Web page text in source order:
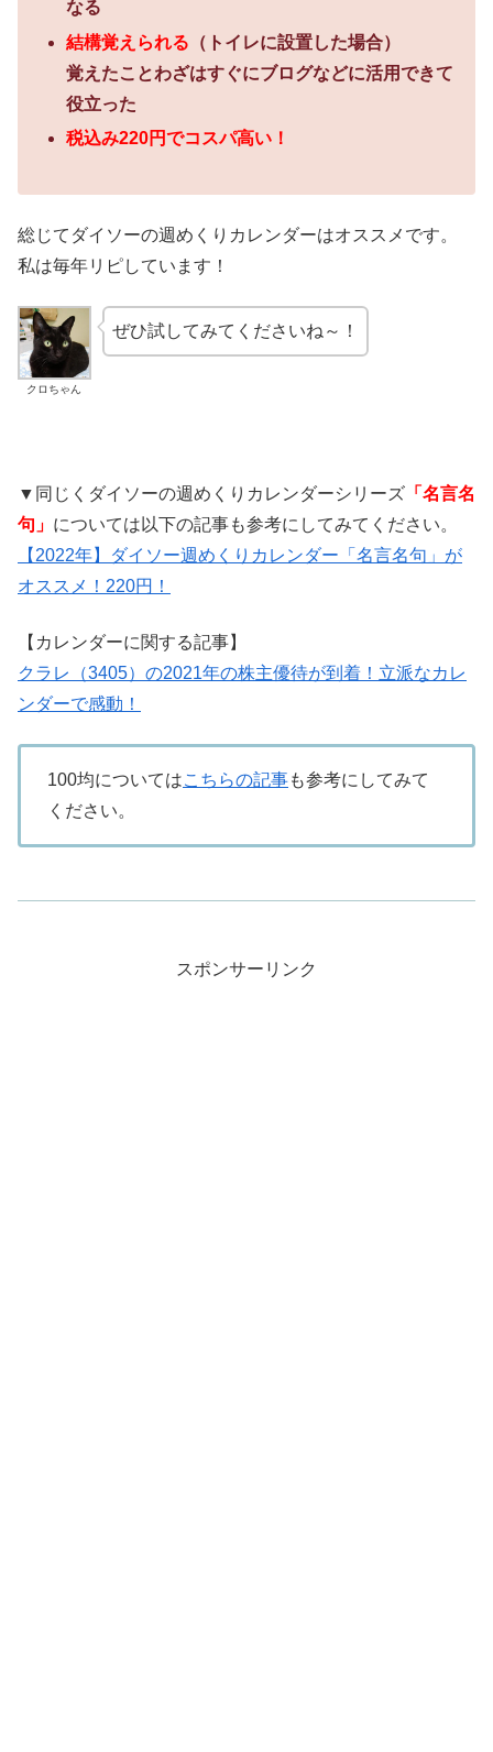
なる
結構覚えられる （トイレに設置した場合）
覚えたことわざはすぐにブログなどに活用できて
役立った
税込み220円でコスパ高い！
総じてダイソーの週めくりカレンダーはオススメです。
私は毎年リピしています！
クロちゃん
ぜひ試してみてくださいね～！
▼同じくダイソーの週めくりカレンダーシリーズ 「名言名
句」 については以下の記事も参考にしてみてください。
【2022年】ダイソー週めくりカレンダー「名言名句」が
オススメ！220円！
【カレンダーに関する記事】
クラレ（3405）の2021年の株主優待が到着！立派なカレ
ンダーで感動！
100均についてはこちらの記事も参考にしてみて
ください。
スポンサーリンク